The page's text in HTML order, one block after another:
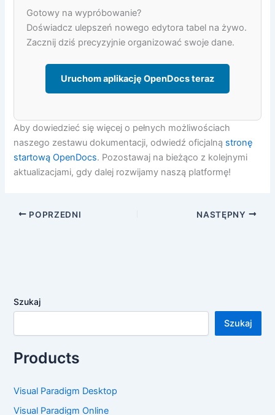
Gotowy na wypróbowanie?
Doświadcz ulepszeń nowego edytora tabel na żywo.
Zacznij dziś precyzyjnie organizować swoje dane.
Uruchom aplikację OpenDocs teraz
Aby dowiedzieć się więcej o pełnych możliwościach
naszego zestawu dokumentacji, odwiedź oficjalną stronę
startową OpenDocs. Pozostawaj na bieżąco z kolejnymi
aktualizacjami, gdy dalej rozwijamy naszą platformę!
POPRZEDNI NASTĘPNY
Szukaj
Szukaj
Products
Visual Paradigm Desktop
Visual Paradigm Online